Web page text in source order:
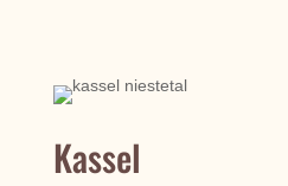
Kassel